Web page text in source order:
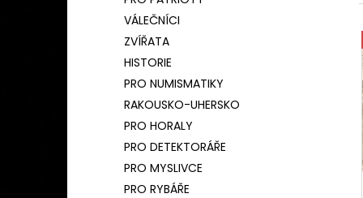
VÁLEČNÍCI
ZVÍŘATA
HISTORIE
PRO NUMISMATIKY
RAKOUSKO-UHERSKO
PRO HORALY
PRO DETEKTORÁŘE
PRO MYSLIVCE
PRO RYBÁŘE
i
BAMBUSOVÝ TERMOHRNEK 450ML
ČESKÝ LEV
590 Kč